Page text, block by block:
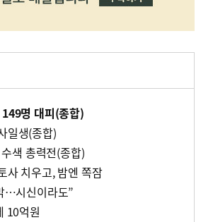
명 대피(종합)
일생(종합)
색 총력전(종합)
사 치우고, 밤엔 쪽잠
…시신이라도”
10억원